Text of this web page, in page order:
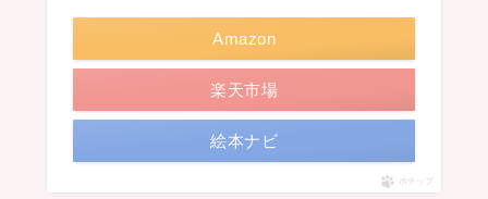
Amazon
楽天市場
絵本ナビ
ポチップ